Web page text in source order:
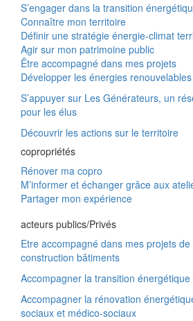
S’engager dans la transition
Connaître mon territoire
Définir une stratégie énergie-climat
Agir sur mon patrimoine public
Être accompagné dans mes projets
Développer les énergies renouvelables
S’appuyer sur Les Générateurs, un
pour les élus
Découvrir les actions sur le territoire
copropriétés
Rénover ma copro
M’informer et échanger grâce aux
Partager mon expérience
acteurs publics/Privés
Etre accompagné dans mes projets
construction bâtiments
Accompagner la transition
Accompagner la rénovation
sociaux et médico-sociaux